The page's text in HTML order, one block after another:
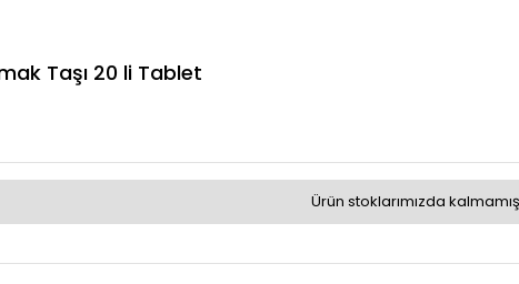
Taşı 20 li Tablet
Ürün stoklarımızda